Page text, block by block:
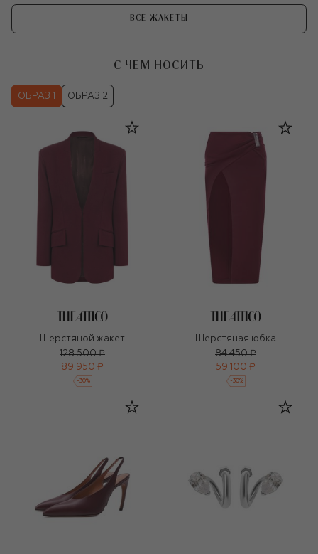
ВСЕ ЖАКЕТЫ
С ЧЕМ НОСИТЬ
ОБРАЗ 1 ОБРАЗ 2
Шерстяной жакет
128 500 ₽
89 950 ₽
-30%
Шерстяная юбка
84 450 ₽
59 100 ₽
-30%